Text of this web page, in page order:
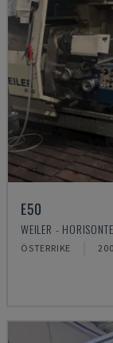
E50
WEILER -
ÖSTERRIKE